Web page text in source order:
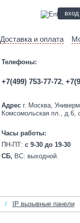
Доставка и оплата
Телефоны:
+7(499) 753-77-72,
Адресг. Москва,
Комсомольская пл., д.6,
Часы работы:
ПН-ПТ: c 9-30 до 19-30
СБ, ВС: выходной.
/ IP вызывные панели